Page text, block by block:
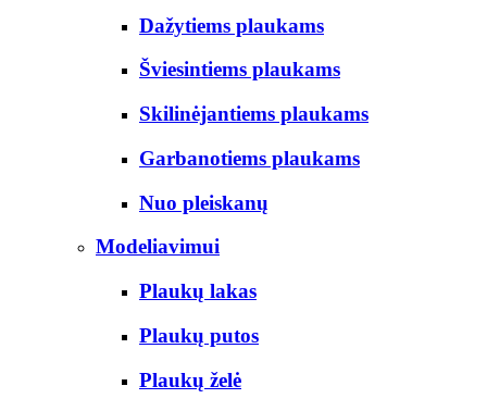
Dažytiems plaukams
Šviesintiems plaukams
Skilinėjantiems plaukams
Garbanotiems plaukams
Nuo pleiskanų
Modeliavimui
Plaukų lakas
Plaukų putos
Plaukų želė